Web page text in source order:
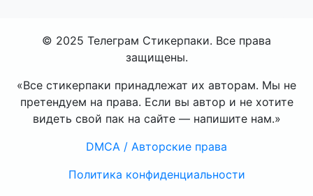
© 2025 Телеграм Стикерпаки. Все права
защищены.
«Все стикерпаки принадлежат их авторам. Мы не
претендуем на права. Если вы автор и не хотите
видеть свой пак на сайте — напишите нам.»
DMCA / Авторские права
Политика конфиденциальности